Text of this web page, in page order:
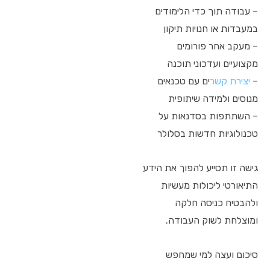
– עבודה תוך כדי הלימודים
במעבדות או חנויות תיקון
– מעקב אחר פורומים
מקצועיים ועדכוני תוכנה
– יצירת קשרים עם טכנאים
מנוסים ולמידה שיתופית
– השתתפות בסדנאות על
טכנולוגיות חדשות בסלולר
גישה זו תסייע להפוך את הידע
התיאורטי ליכולות מעשיות
ולהבטיח כניסה חלקה
ומוצלחת לשוק העבודה.
סיכום ועצה למי שמחפש